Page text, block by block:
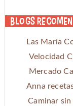
Blogs
Las María
Velocidad
Mercado
Anna
Caminar